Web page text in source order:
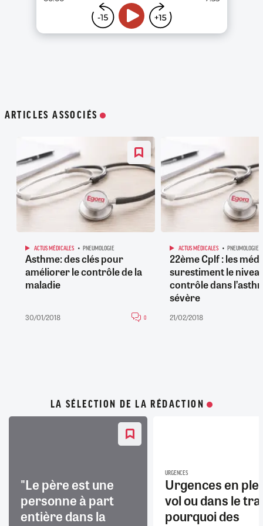
ARTICLES ASSOCIÉS
ACTUS MÉDICALES PNEUMOLOGIE
Asthme: des clés pour
améliorer le contrôle de la
maladie
30/01/2018 0
ACTUS MÉDICALES PNEUMOLOGIE
22ème Cplf : les
surestiment le
contrôle dans
sévère
21/02/2018
LA SÉLECTION DE LA RÉDACTION
"Le père est une
personne à part
entière dans la
URGENCES
Urgences en
vol ou dans le
pourquoi des